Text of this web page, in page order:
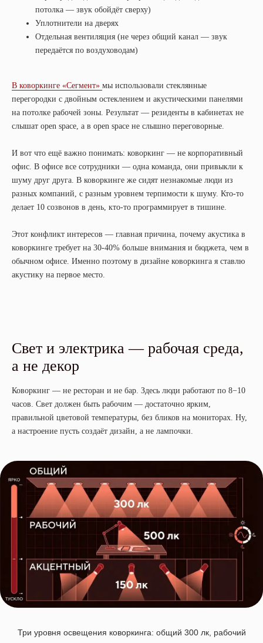
потолка — звук обойдёт сверху)
Уплотнители на дверях
Отдельная вентиляция (не через общий канал — звук
передаётся по воздуховодам)
В коворкинге «Сегмент» мы использовали стеклянные
перегородки с двойным остеклением и акустическими панелями
на потолке рабочей зоны. Результат — резиденты в кабинетах не
слышат open space, а в open space не слышно переговорные.
И вот что ещё важно понимать: коворкинг — не корпоративный
офис. В офисе все сотрудники — одна команда, они привыкли к
шуму друг друга. В коворкинге же сидят незнакомые люди из
разных компаний, с разным уровнем терпимости к шуму. Кто-то
делает 10 созвонов в день, кто-то программирует в тишине.
Этот конфликт интересов — главная причина, почему акустика в
коворкинге требует на 30-40% больше внимания и бюджета, чем в
обычном офисе. Именно поэтому в дизайне коворкинга я ставлю
акустику на первое место.
Свет и электрика — рабочая среда,
а не декор
Коворкинг — не ресторан и не бар. Здесь люди работают по 8−10
часов. Свет должен быть рабочим — достаточно ярким,
правильной цветовой температуры, без бликов на мониторах. Ну,
а настроение пусть создаёт дизайн, а не лампочки.
Три уровня освещения коворкинга: общий 300 лк, рабочий